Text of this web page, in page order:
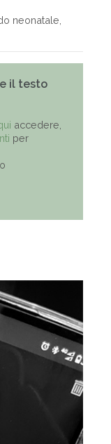
neonatale,
il testo
accedere,
per